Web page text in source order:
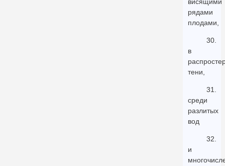
висящими
рядами
плодами,
30.
в
тени,
31.
среди
разлитых
вод
32.
и